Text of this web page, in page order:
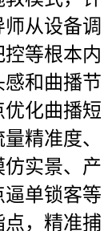
从设备调
等根本内
和曲播节
化曲播短
精准度、
实景、产
单锁客等
，精准捕